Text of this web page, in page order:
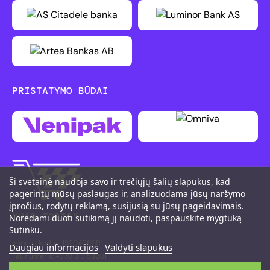
Ši svetainė naudoja savo ir trečiųjų šalių slapukus, kad
pagerintų mūsų paslaugas ir, analizuodama jūsų naršymo
įpročius, rodytų reklamą, susijusią su jūsų pageidavimais.
Norėdami duoti sutikimą jį naudoti, paspauskite mygtuką
Sutinku.
Daugiau informacijos Valdyti slapukus
PRISTATYMO BŪDAI
"UAB TOBIS"
Įmonės kodas: 152040659
Tel. numeris: +370 313 53201